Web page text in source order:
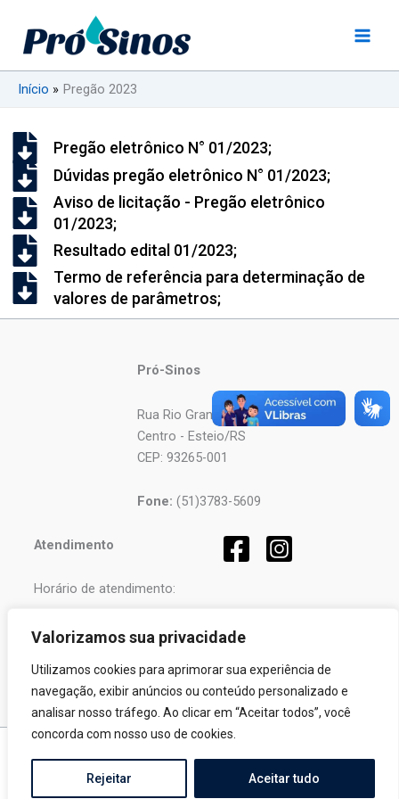
Valorizamos sua privacidade
Utilizamos cookies para aprimorar sua experiência de
navegação, exibir anúncios ou conteúdo personalizado e
analisar nosso tráfego. Ao clicar em “Aceitar todos”, você
concorda com nosso uso de cookies.
Rejeitar Aceitar tudo
conteúdo
Início
Pregão 2023
Pregão eletrônico N° 01/2023;
Dúvidas pregão eletrônico N° 01/2023;
Aviso de licitação - Pregão eletrônico
01/2023;
Resultado edital 01/2023;
Termo de referência para determinação de
valores de parâmetros;
Pró-Sinos
Rua Rio Grande, 2610
Centro - Esteio/RS
CEP: 93265-001
Fone: (51)3783-5609
Atendimento
Horário de atendimento:
Segunda a Sexta-feira
das13hàs17h.
Copyright © 2026 Pró-Sinos | Desenvolvido porFortalezatec